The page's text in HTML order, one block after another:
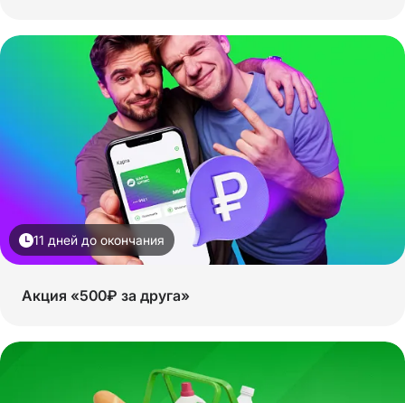
11 дней до окончания
Акция «500₽ за друга»